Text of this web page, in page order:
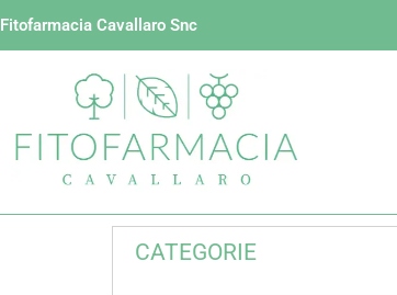
Vai
Fitofarmacia Cavallaro Snc
CATEGORIE